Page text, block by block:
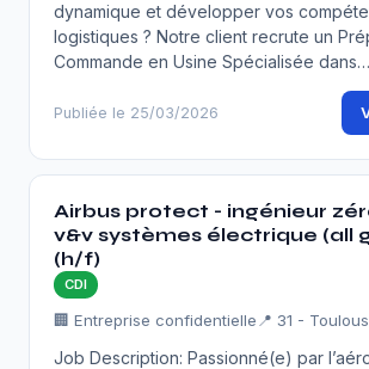
dynamique et développer vos
logistiques ? Notre client recrute un
Commande en Usine Spécialisée dans…
Publiée le 25/03/2026
Airbus protect - ingénieur
v&v systèmes électrique (all
(h/f)
CDI
🏢 Entreprise confidentielle 📍 31 -
Job Description: Passionné(e) par